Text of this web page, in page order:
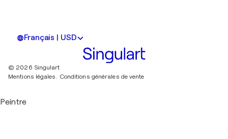
Français | USD
© 2026 Singulart
Mentions légales. Conditions générales de vente
Peintre